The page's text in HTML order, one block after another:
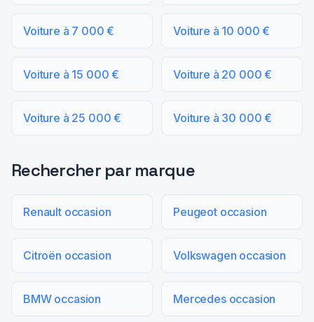
Voiture à 7 000 € Voiture à 10 000 €
Voiture à 15 000 € Voiture à 20 000 €
Voiture à 25 000 € Voiture à 30 000 €
Rechercher par marque
Renault occasion Peugeot occasion
Citroën occasion Volkswagen occasion
BMW occasion Mercedes occasion